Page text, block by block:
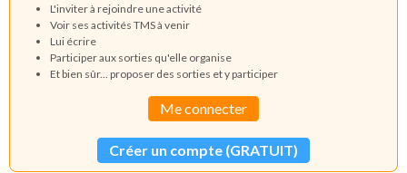
L'inviter à rejoindre une activité
Voir ses activités TMS à venir
Lui écrire
Participer aux sorties qu'elle organise
Et bien sûr... proposer des sorties et y participer
Me connecter
Créer un compte (GRATUIT)